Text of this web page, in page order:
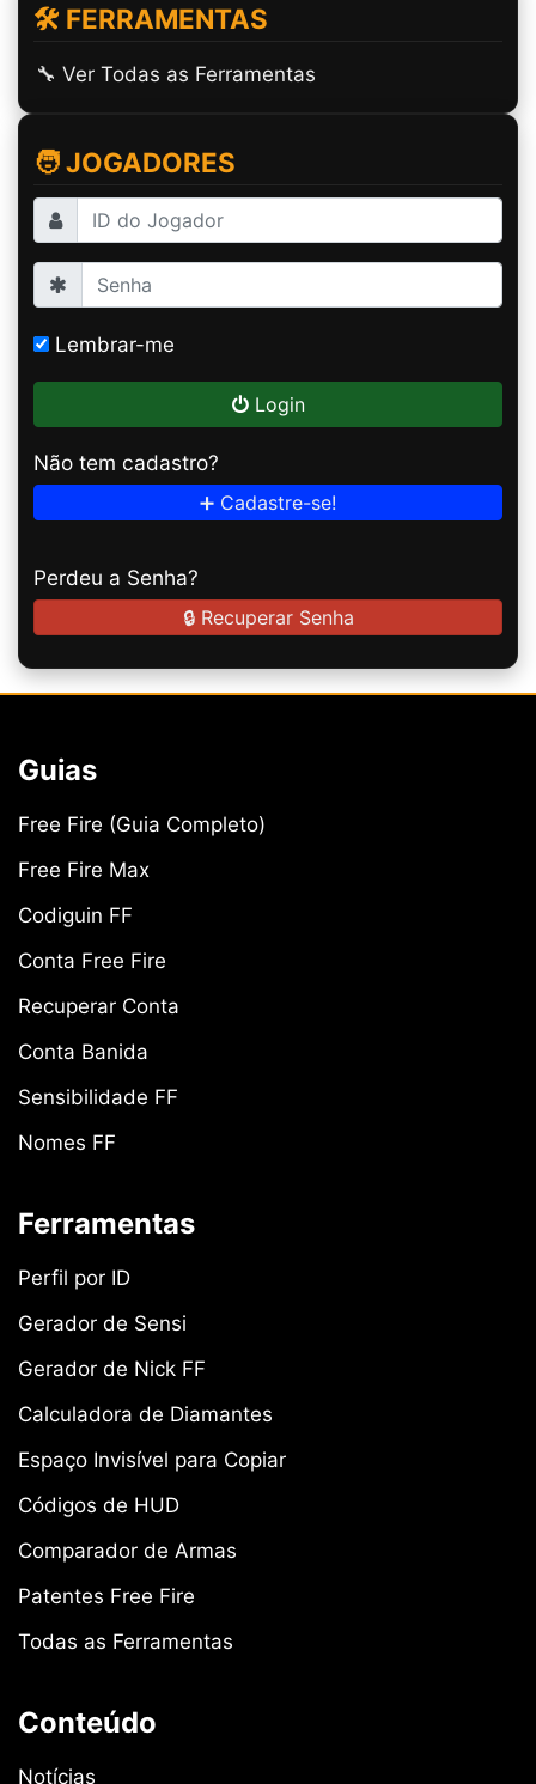
🛠️ FERRAMENTAS
🔧 Ver Todas as Ferramentas
🧑 JOGADORES
Lembrar-me
Login
Não tem cadastro?
➕ Cadastre-se!
Perdeu a Senha?
🔒 Recuperar Senha
Guias
Free Fire (Guia Completo)
Free Fire Max
Codiguin FF
Conta Free Fire
Recuperar Conta
Conta Banida
Sensibilidade FF
Nomes FF
Ferramentas
Perfil por ID
Gerador de Sensi
Gerador de Nick FF
Calculadora de Diamantes
Espaço Invisível para Copiar
Códigos de HUD
Comparador de Armas
Patentes Free Fire
Todas as Ferramentas
Conteúdo
Notícias